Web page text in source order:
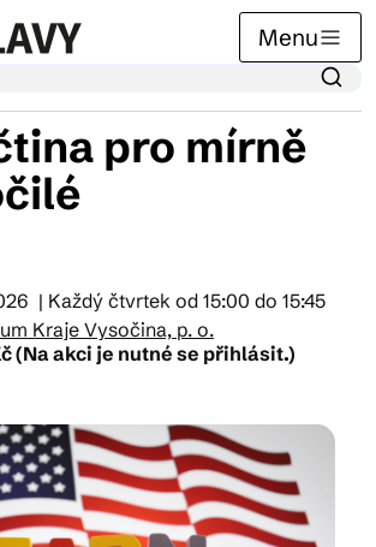
Menu
pro mírně
| Každý čtvrtek od 15:00 do 15:45
Kraje Vysočina, p. o.
(Na akci je nutné se přihlásit.)